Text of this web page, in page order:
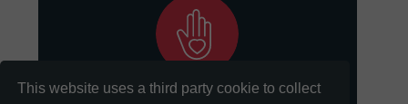
This website uses a third party cookie to collect
ང་ཚོའི་གསུང་རབ་སྲུང་སྤེལ་གྱི་ལས་དོན་ལ་རྒྱབ་སྐྱོར་གནང་དང་།